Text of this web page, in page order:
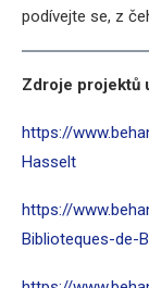
podívejte se, z
Zdroje projektů
https://
Hasselt
https://
Biblioteques-de-